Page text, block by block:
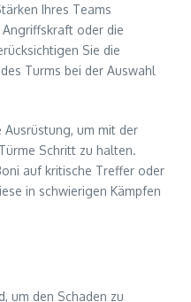
Ihres Teams
oder die
Sie die
Turms bei der Auswahl
um mit der
Schritt zu halten.
auf kritische Treffer oder
in schwierigen Kämpfen
um den Schaden zu